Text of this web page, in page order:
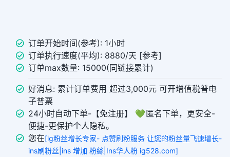
订单开始时间(参考): 1小时
订单执行速度(平均): 8880/天 [参考]
订单max数量: 15000(同链接累计)
好消息: 累计订单费用 超过3,000元 可开增值税普电
子普票
24小时自动下单-【免注册】 💚 匿名下单，更安全-
便捷-更保护个人隐私。
您在[ig粉丝增长专家- 点赞刷粉服务 让您的粉丝量飞速增长-
ins刷粉丝|ins 增加 粉絲|Ins华人粉 ig528.com]